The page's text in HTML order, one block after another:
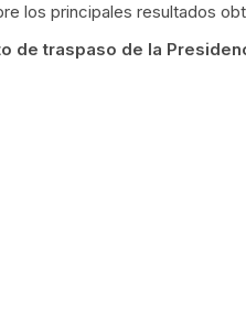
los principales resultados
de traspaso de la